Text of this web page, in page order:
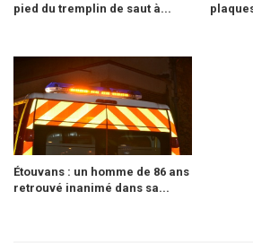
pied du tremplin de saut à...
Étouvans : un homme de 86 ans
retrouvé inanimé dans sa...